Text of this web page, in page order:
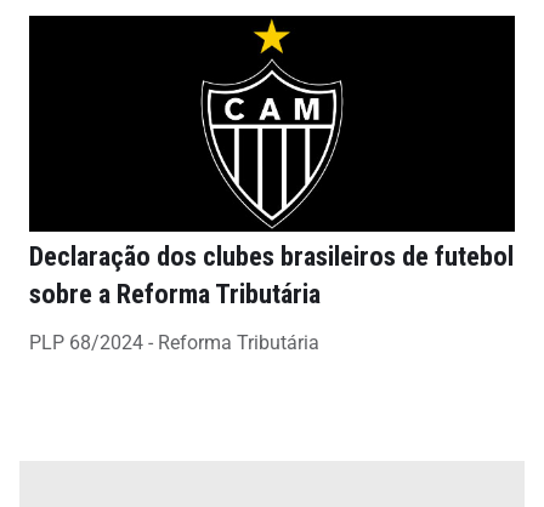
Declaração dos clubes brasileiros de futebol
sobre a Reforma Tributária
PLP 68/2024 - Reforma Tributária